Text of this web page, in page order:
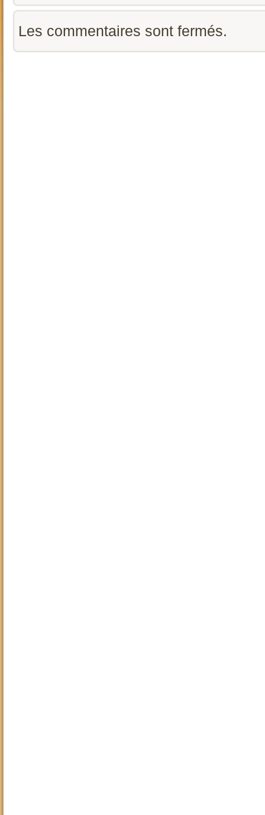
Les commentaires sont fermés.